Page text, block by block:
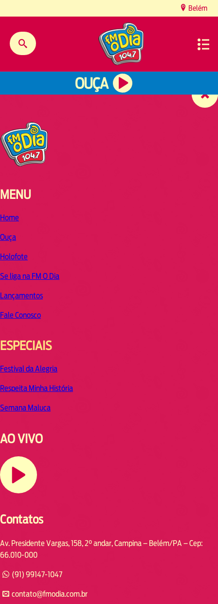
Belém
OUÇA
MENU
Home
Ouça
Holofote
Se liga na FM O Dia
Lançamentos
Fale Conosco
ESPECIAIS
Festival da Alegria
Respeita Minha História
Semana Maluca
AO VIVO
Contatos
Av. Presidente Vargas, 158, 2° andar, Campina – Belém/PA – Cep:
66.010-000
(91) 99147-1047
contato@fmodia.com.br